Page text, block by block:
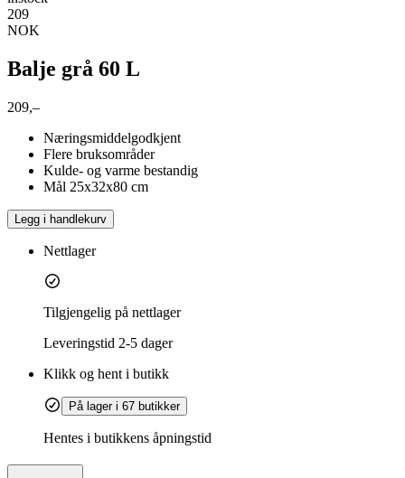
209
NOK
Balje grå 60 L
209,–
Næringsmiddelgodkjent
Flere bruksområder
Kulde- og varme bestandig
Mål 25x32x80 cm
Legg i handlekurv
Nettlager
Tilgjengelig på nettlager
Leveringstid 2-5 dager
Klikk og hent i butikk
På lager i 67 butikker
Hentes i butikkens åpningstid